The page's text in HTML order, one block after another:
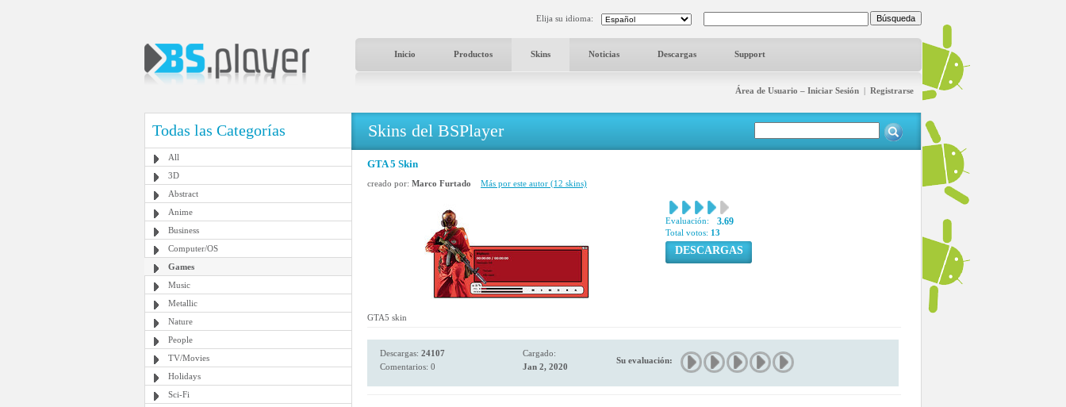
Elija su idioma:
Inicio Productos Skins Noticias Descargas Support
Área de Usuario – Iniciar Sesión | Registrarse
Todas las Categorías
All
3D
Abstract
Anime
Business
Computer/OS
Games
Music
Metallic
Nature
People
TV/Movies
Holidays
Sci-Fi
Skins del BSPlayer
GTA 5 Skin
creado por: Marco Furtado Más por este autor (12 skins)
Evaluación: 3.69
Total votos: 13
DESCARGAS
GTA5 skin
Descargas: 24107
Comentarios: 0
Cargado:
Jan 2, 2020
Su evaluación: